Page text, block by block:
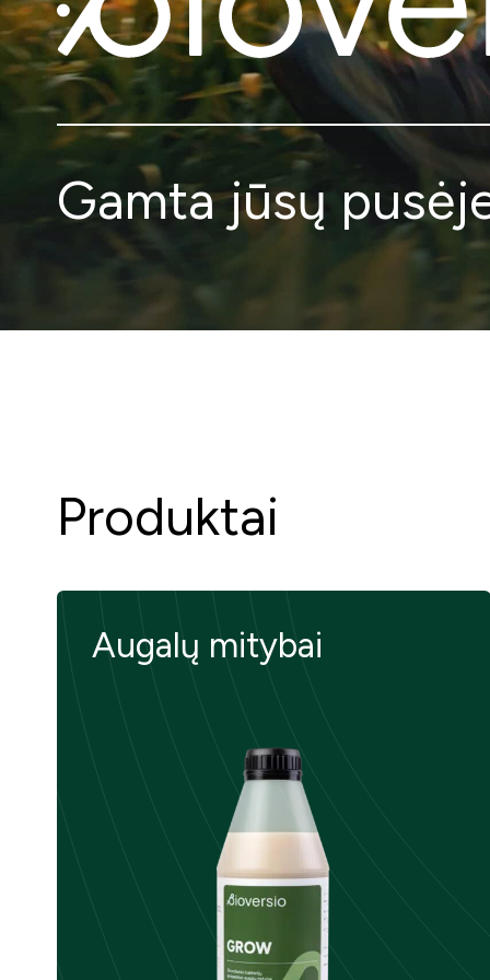
Gamta jūsų
Produktai
Augalų mitybai